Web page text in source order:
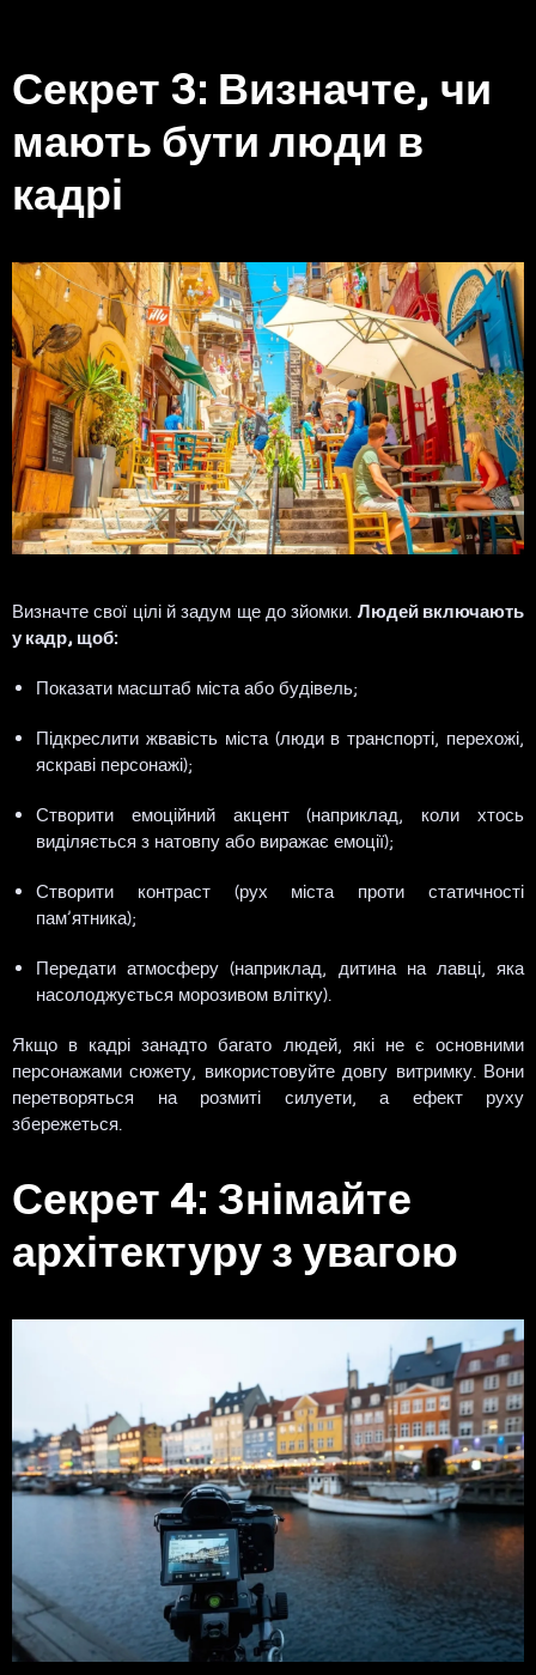
Секрет 3: Визначте, чи
мають бути люди в
кадрі
Визначте свої цілі й задум ще до зйомки. Людей включають
у кадр, щоб:
Показати масштаб міста або будівель;
Підкреслити жвавість міста (люди в транспорті, перехожі,
яскраві персонажі);
Створити емоційний акцент (наприклад, коли хтось
виділяється з натовпу або виражає емоції);
Створити контраст (рух міста проти статичності
пам’ятника);
Передати атмосферу (наприклад, дитина на лавці, яка
насолоджується морозивом влітку).
Якщо в кадрі занадто багато людей, які не є основними
персонажами сюжету, використовуйте довгу витримку. Вони
перетворяться на розмиті силуети, а ефект руху
збережеться.
Секрет 4: Знімайте
архітектуру з увагою